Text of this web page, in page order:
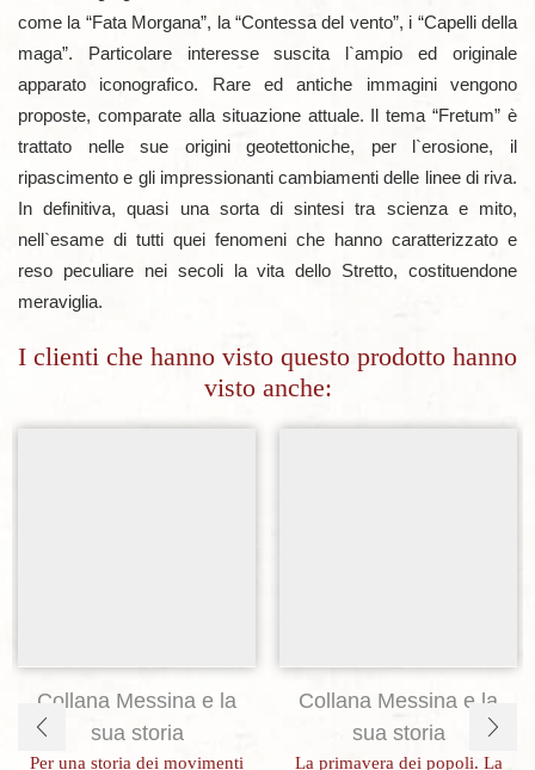
come la “Fata Morgana”, la “Contessa del vento”, i “Capelli della
maga”. Particolare interesse suscita l`ampio ed originale
apparato iconografico. Rare ed antiche immagini vengono
proposte, comparate alla situazione attuale. Il tema “Fretum” è
trattato nelle sue origini geotettoniche, per l`erosione, il
ripascimento e gli impressionanti cambiamenti delle linee di riva.
In definitiva, quasi una sorta di sintesi tra scienza e mito,
nell`esame di tutti quei fenomeni che hanno caratterizzato e
reso peculiare nei secoli la vita dello Stretto, costituendone
meraviglia.
I clienti che hanno visto questo prodotto hanno
visto anche:
Collana Messina e la
sua storia
Per una storia dei movimenti
Collana Messina e la
sua storia
La primavera dei popoli. La